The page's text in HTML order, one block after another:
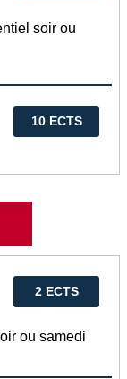
soir ou
10 ECTS
2 ECTS
ou samedi